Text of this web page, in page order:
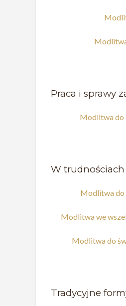
Praca i sprawy
Modlitwa do
W
Modlitwa do
Modlitwa we
Modlitwa do
Tradycyjne